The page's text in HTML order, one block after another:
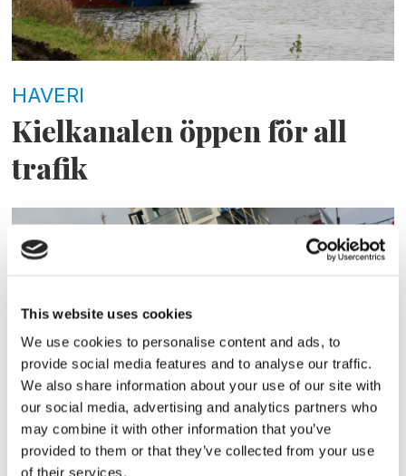
This website uses cookies
We use cookies to personalise content and ads, to
provide social media features and to analyse our traffic.
We also share information about your use of our site with
our social media, advertising and analytics partners who
may combine it with other information that you’ve
provided to them or that they’ve collected from your use
of their services.
HAVERI
Kielkanalen öppen för all
trafik
HAVERI
Trafiken återupptas